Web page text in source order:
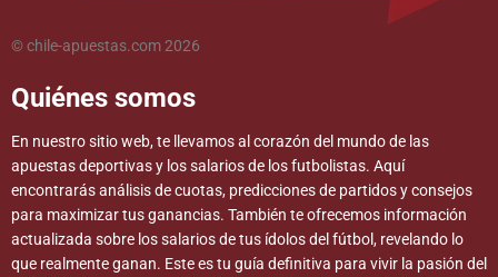
© chile-apuestas.com 2026
Quiénes somos
En nuestro sitio web, te llevamos al corazón del mundo de las
apuestas deportivas y los salarios de los futbolistas. Aquí
encontrarás análisis de cuotas, predicciones de partidos y consejos
para maximizar tus ganancias. También te ofrecemos información
actualizada sobre los salarios de tus ídolos del fútbol, revelando lo
que realmente ganan. Este es tu guía definitiva para vivir la pasión del